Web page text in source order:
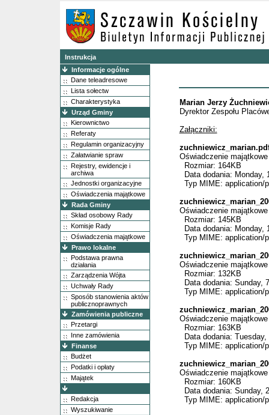
Instrukcja
Informacje ogólne
Dane teleadresowe
Lista sołectw
Charakterystyka
Urząd Gminy
Kierownictwo
Referaty
Regulamin organizacyjny
Załatwianie spraw
Rejestry, ewidencje i
archiwa
Jednostki organizacyjne
Oświadczenia majątkowe
Rada Gminy
Skład osobowy Rady
Komisje Rady
Oświadczenia majątkowe
Prawo lokalne
Podstawa prawna
działania
Zarządzenia Wójta
Uchwały Rady
Sposób stanowienia aktów
publicznoprawnych
Zamówienia publiczne
Przetargi
Inne zamówienia
Finanse
Budżet
Podatki i opłaty
Majątek
Redakcja
Wyszukiwanie
Marian Jerzy
Dyrektor Zespołu
Załączniki:
Oświadczenie
Rozmiar: 164KB
Data dodania: Monday,
Typ MIME: application/
Oświadczenie
Rozmiar: 145KB
Data dodania: Monday,
Typ MIME: application/
Oświadczenie
Rozmiar: 132KB
Data dodania: Sunday,
Typ MIME: application/
Oświadczenie
Rozmiar: 163KB
Data dodania:
Typ MIME: application/
Oświadczenie
Rozmiar: 160KB
Data dodania: Sunday,
Typ MIME: application/